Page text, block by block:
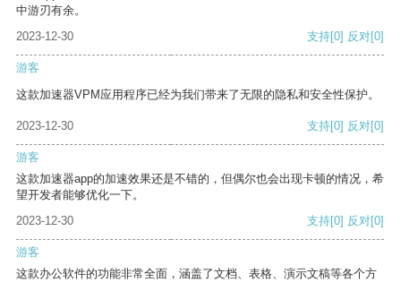
中游刃有余。
2023-12-30
支持[0] 反对[0]
游客
这款加速器VPM应用程序已经为我们带来了无限的隐私和安全性保护。
2023-12-30 支持[0] 反对[0]
游客
这款加速器app的加速效果还是不错的，但偶尔也会出现卡顿的情况，希
望开发者能够优化一下。
2023-12-30
支持[0] 反对[0]
游客
这款办公软件的功能非常全面，涵盖了文档、表格、演示文稿等各个方